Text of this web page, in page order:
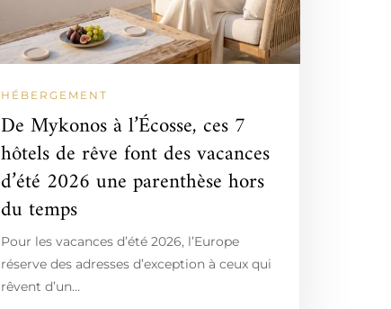
HÉBERGEMENT
De Mykonos à l’Écosse, ces 7
hôtels de rêve font des vacances
d’été 2026 une parenthèse hors
du temps
Pour les vacances d’été 2026, l’Europe
réserve des adresses d’exception à ceux qui
rêvent d’un…